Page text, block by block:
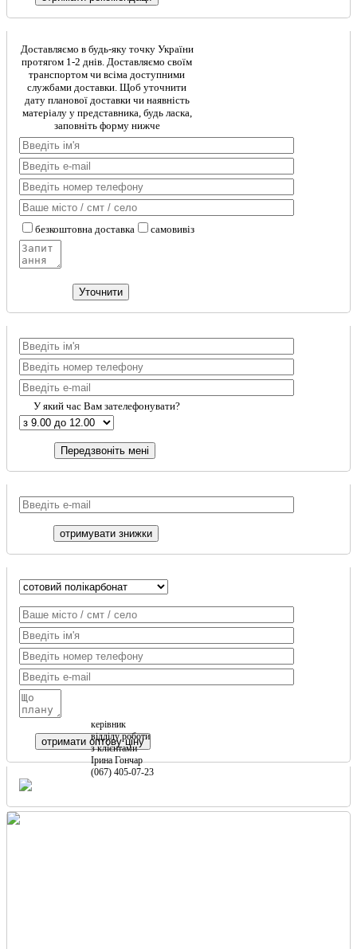
Доставляємо в будь-яку точку України
протягом 1-2 днів. Доставляємо своїм
транспортом чи всіма доступними
службами доставки. Щоб уточнити
дату планової доставки чи наявність
матеріалу у представника, будь ласка,
заповніть форму нижче
безкоштовна доставка самовивіз
У який час Вам зателефонувати?
керівник
відділу роботи
з клієнтами
Ірина Гончар
(067) 405-07-23